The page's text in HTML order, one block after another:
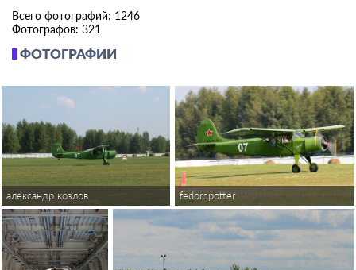
ФОТОГРАФИИ
александр козлов fedorspotter
Всего фотографий: 1246
Фотографов: 321